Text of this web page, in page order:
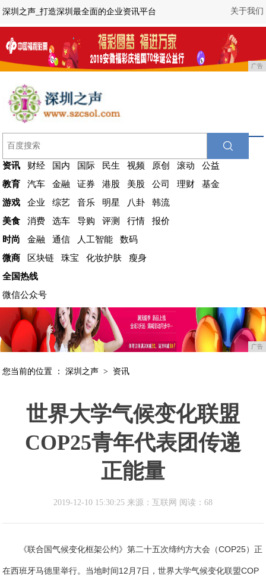
关于我们
深圳之声_打造深圳最全面的企业资讯平台
广告
资讯 财经 国内 国际 民生 视频 原创 滚动
公益
教育
汽车 金融 证券 港股 美股 公司 理财
基金
游戏
企业 综艺 音乐 明星 八卦
韩流
美食
消费 选车 导购 评测 行情
报价
时尚
金融 通信 人工智能
数码
微商
区块链 珠宝 化妆护肤
瘦身
全国热线
微信公众号
广告
您当前的位置 ：深圳之声 > 资讯
世界大学气候变化联盟
COP25青年代表团传递
正能量
2019-12-10 15:30:25 来源：互联网 阅读：68
《联合国气候变化框架公约》第二十五次缔约方大会（COP25）正
在西班牙马德里举行。当地时间12月7日，世界大学气候变化联盟COP